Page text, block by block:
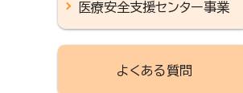
医療安全支援センター事業
よくある質問